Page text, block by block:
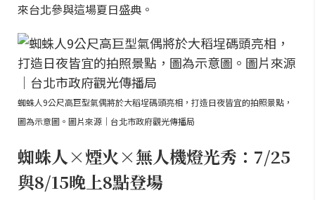
來台北參與這場夏日盛典。
蜘蛛人9公尺高巨型氣偶將於大稻埕碼頭亮相，打造日夜皆宜的拍照景點，
圖為示意圖。圖片來源｜台北市政府觀光傳播局
蜘蛛人×煙火×無人機燈光秀：7/25
與8/15晚上8點登場